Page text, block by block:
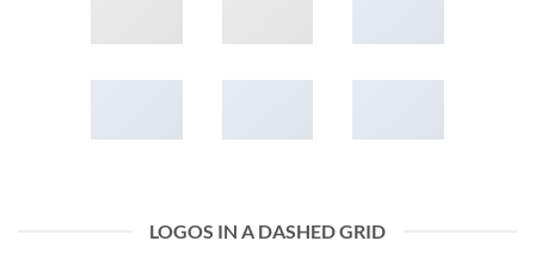
LOGOS IN A DASHED GRID